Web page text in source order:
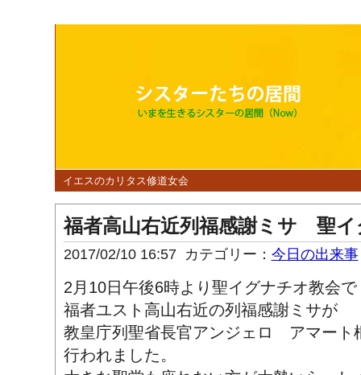
イエスのカリタス修道女会
福者高山右近列福感謝ミサ 聖イ
2017/02/10 16:57 カテゴリー： 今日の出来事
2月10日午後6時より聖イグナチオ教会で
福者ユスト高山右近の列福感謝ミサが
教皇庁列聖省長官アンジェロ アマート
行われました。